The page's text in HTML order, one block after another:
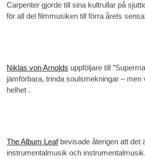
Carpenter gjorde till sina kultrullar på
för all del filmmusiken till förra årets
Niklas von Arnolds uppföljare till
jämförbara, trinda soulsmekningar – men
helhet .
The Album Leafbevisade återigen att det
instrumentalmusik och